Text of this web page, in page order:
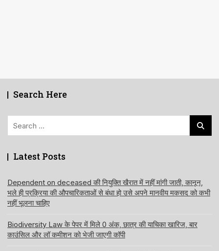
Search Here
Latest Posts
Dependent on deceased की नियुक्ति खैरात में नहीं मांगी जाती, कानून,
भले ही प्रक्रिया की औपचारिकताओं से बंधा हो उसे अपने मानवीय मकसद को कभी
नहीं भूलना चाहिए
Biodiversity Law के पेपर में मिले 0 अंक, छात्र की याचिका खारिज, बार
काउंसिल और लॉ कमीशन को भेजी जाएगी कॉपी